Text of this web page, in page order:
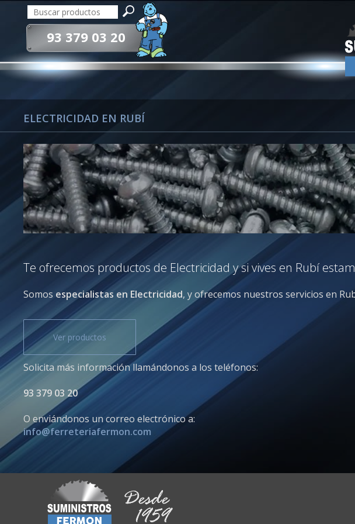
93 379 03 20
ELECTRICIDAD EN RUBÍ
Te ofrecemos productos de Electricidad y si vives en Rubí
Somos especialistas en Electricidad, y ofrecemos nuestros servicios en
Ver productos
Solicita más información llamándonos a los teléfonos:
93 379 03 20
O enviándonos un correo electrónico a:
info@ferreteriafermon.com